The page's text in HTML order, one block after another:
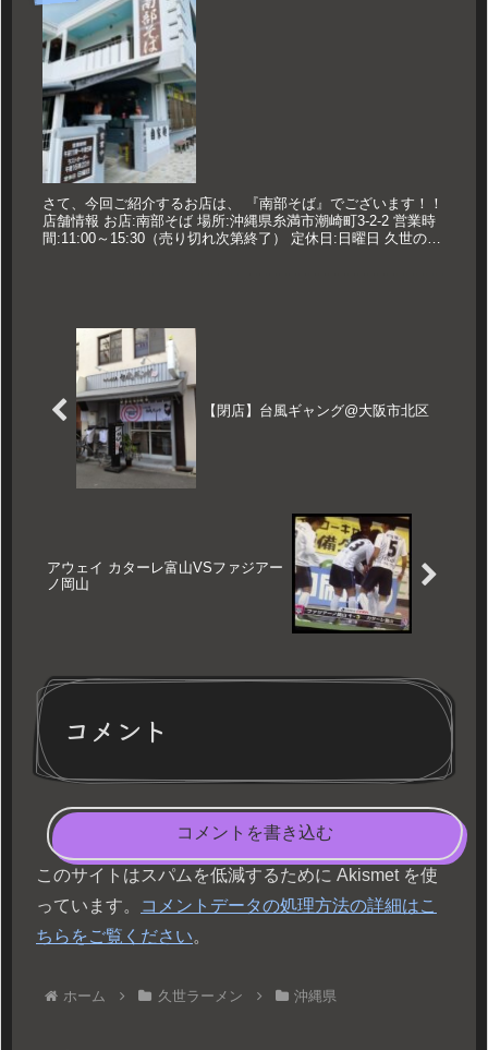
さて、今回ご紹介するお店は、 『南部そば』でございます！！
店舗情報 お店:南部そば 場所:沖縄県糸満市潮崎町3-2-2 営業時
間:11:00～15:30（売り切れ次第終了） 定休日:日曜日 久世のオ
【閉店】台風ギャング@大阪市北区
アウェイ カターレ富山VSファジアー
ノ岡山
コメント
コメントを書き込む
このサイトはスパムを低減するために Akismet を使
っています。
コメントデータの処理方法の詳細はこ
ちらをご覧ください。
ホーム 久世ラーメン 沖縄県